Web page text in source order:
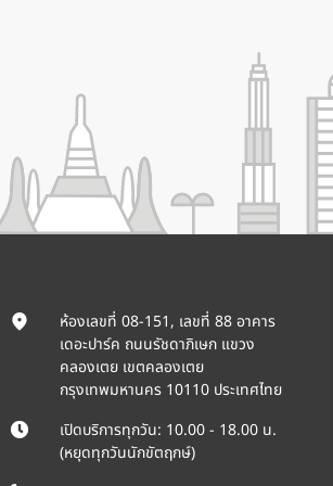
ห้องเลขที่ 08-151, เลขที่ 88 อาคาร
เดอะปาร์ค ถนนรัชดาภิเษก แขวง
คลองเตย เขตคลองเตย
กรุงเทพมหานคร 10110 ประเทศไทย
เปิดบริการทุกวัน: 10.00 - 18.00 น.
(หยุดทุกวันนักขัตฤกษ์)